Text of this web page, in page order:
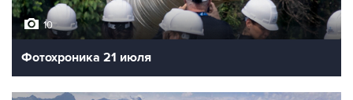
10
Фотохроника 21 июля